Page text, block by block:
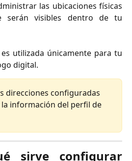
las ubicaciones físicas
serán visibles dentro de tu
utilizada únicamente para tu
digital.
direcciones configuradas
información del perfil de
sirve configurar